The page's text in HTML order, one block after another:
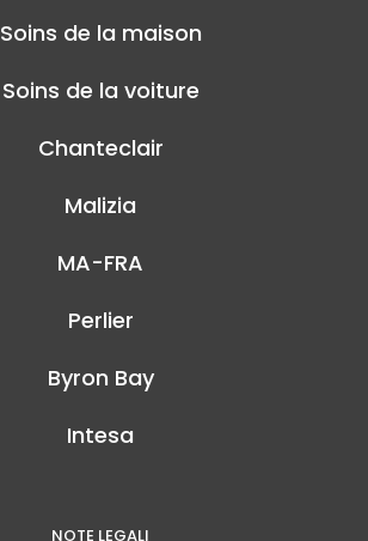
Soins de la maison
Soins de la voiture
Chanteclair
Malizia
MA-FRA
Perlier
Byron Bay
Intesa
NOTE LEGALI